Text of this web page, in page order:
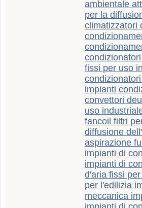
ambientale
per la
climatizzatori
fissi per uso
impianti
convettori
uso
fancoil filtri
diffusione
aspirazione
impianti di
impianti di
d'aria fissi
per l'edilizia
meccanica